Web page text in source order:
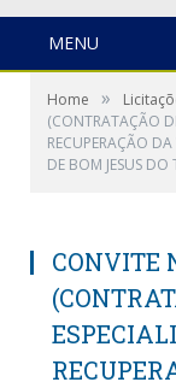
MENU
Home »
(CONTRATAÇÃO
RECUPERAÇÃO
DE BOM JESUS
CONVITE